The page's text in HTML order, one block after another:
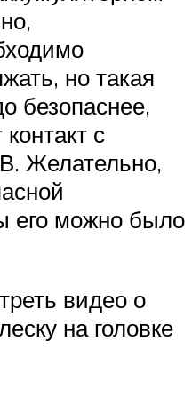
но такая
безопаснее,
контакт с
Желательно,
его можно было
видео о
на головке